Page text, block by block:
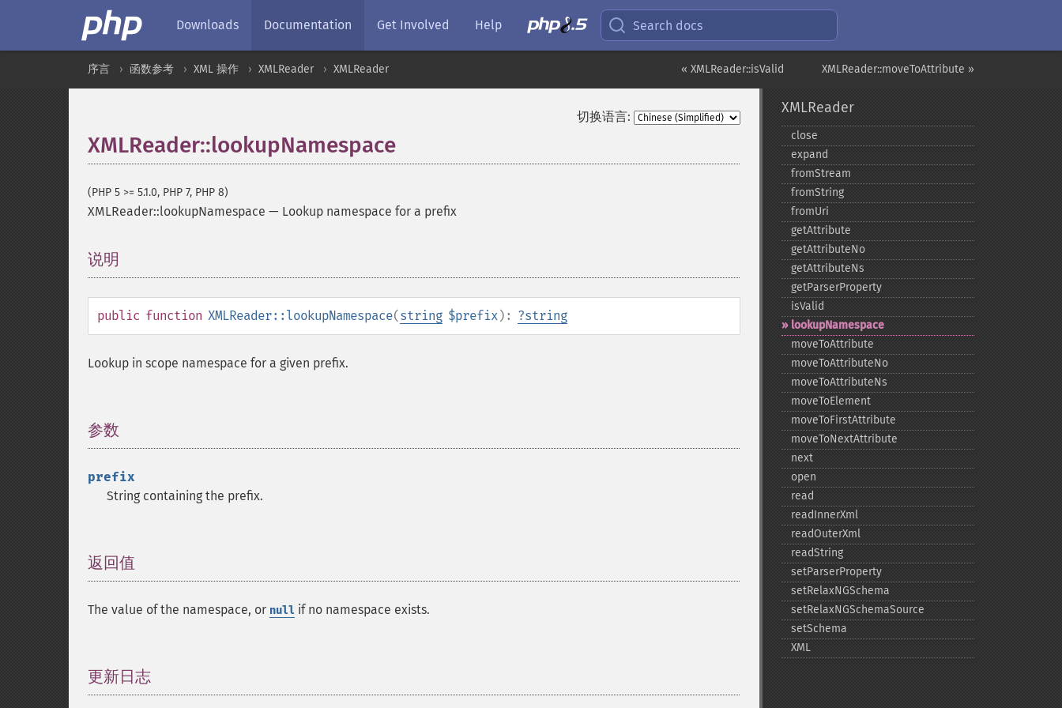
Downloads Documentation Get Involved Help Search docs
XMLReader::moveToAttribute »
« XMLReader::isValid
序言 函数参考 XML 操作 XMLReader XMLReader
切换语言:
XMLReader::lookupNamespace
(PHP 5 >= 5.1.0, PHP 7, PHP 8)
XMLReader::lookupNamespace — Lookup namespace for a prefix
说明
public function XMLReader::lookupNamespace(string $prefix): ?string
Lookup in scope namespace for a given prefix.
参数
prefix
String containing the prefix.
返回值
The value of the namespace, or null if no namespace exists.
更新日志
XMLReader
close
expand
fromStream
fromString
fromUri
getAttribute
getAttributeNo
getAttributeNs
getParserProperty
isValid
lookupNamespace
moveToAttribute
moveToAttributeNo
moveToAttributeNs
moveToElement
moveToFirstAttribute
moveToNextAttribute
next
open
read
readInnerXml
readOuterXml
readString
setParserProperty
setRelaxNGSchema
setRelaxNGSchemaSource
setSchema
XML